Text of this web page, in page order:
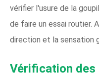
vérifier l'usure de la
de faire un essai routier.
direction et la sensation
Vérification des